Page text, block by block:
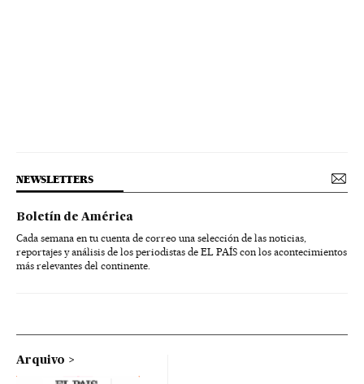
NEWSLETTERS
Boletín de América
Cada semana en tu cuenta de correo una selección de las noticias,
reportajes y análisis de los periodistas de EL PAÍS con los acontecimientos
más relevantes del continente.
Arquivo